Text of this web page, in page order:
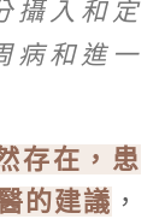
攝入和定
病和進一
存在，患
的建議 ，